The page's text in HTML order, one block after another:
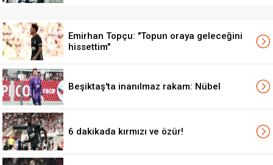
Emirhan Topçu: "Topun oraya geleceğini
hissettim"
Beşiktaş'ta inanılmaz rakam: Nübel
6 dakikada kırmızı ve özür!